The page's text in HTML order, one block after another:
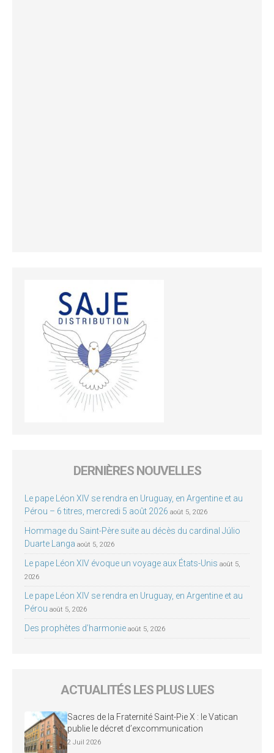
DERNIÈRES NOUVELLES
Le pape Léon XIV se rendra en Uruguay, en Argentine et au
Pérou – 6 titres, mercredi 5 août 2026 août 5, 2026
Hommage du Saint-Père suite au décès du cardinal Júlio
Duarte Langa août 5, 2026
Le pape Léon XIV évoque un voyage aux États-Unis août 5,
2026
Le pape Léon XIV se rendra en Uruguay, en Argentine et au
Pérou août 5, 2026
Des prophètes d’harmonie août 5, 2026
ACTUALITÉS LES PLUS LUES
Sacres de la Fraternité Saint-Pie X : le Vatican
publie le décret d’excommunication
2 Juil 2026